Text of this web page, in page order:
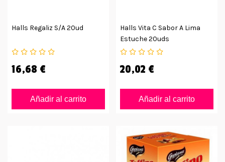
Halls Regaliz S/a 20ud
16,68 €
Añadir al carrito
Halls Vita C Sabor A Lima
Estuche 20uds
20,02 €
Añadir al carrito